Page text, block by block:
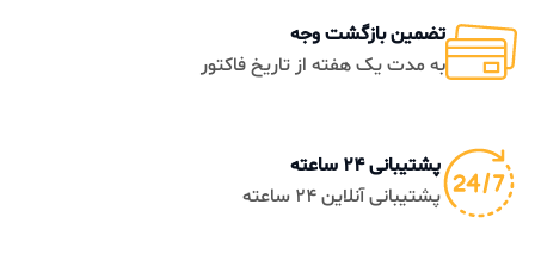
تضمین بازگشت وجه
به مدت یک هفته از تاریخ فاکتور
پشتیبانی 24 ساعته
پشتیبانی آنلاین 24 ساعته